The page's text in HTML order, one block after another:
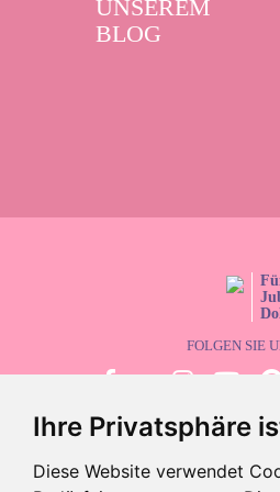
Ihre Privatsphäre
Diese Website verwendet
UNSEREM
BLOG
FOLGEN SIE